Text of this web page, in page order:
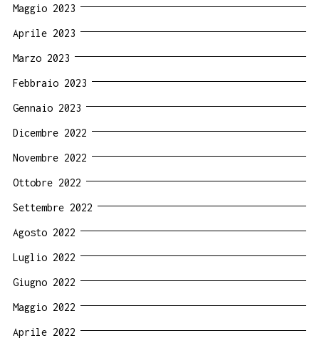
Maggio 2023
Aprile 2023
Marzo 2023
Febbraio 2023
Gennaio 2023
Dicembre 2022
Novembre 2022
Ottobre 2022
Settembre 2022
Agosto 2022
Luglio 2022
Giugno 2022
Maggio 2022
Aprile 2022